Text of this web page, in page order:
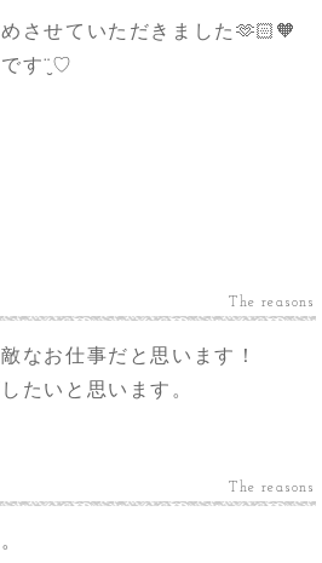
させていただきました🫶🏻🧡
す¨̮♡
The reasons
なお仕事だと思います！
たいと思います。
The reasons